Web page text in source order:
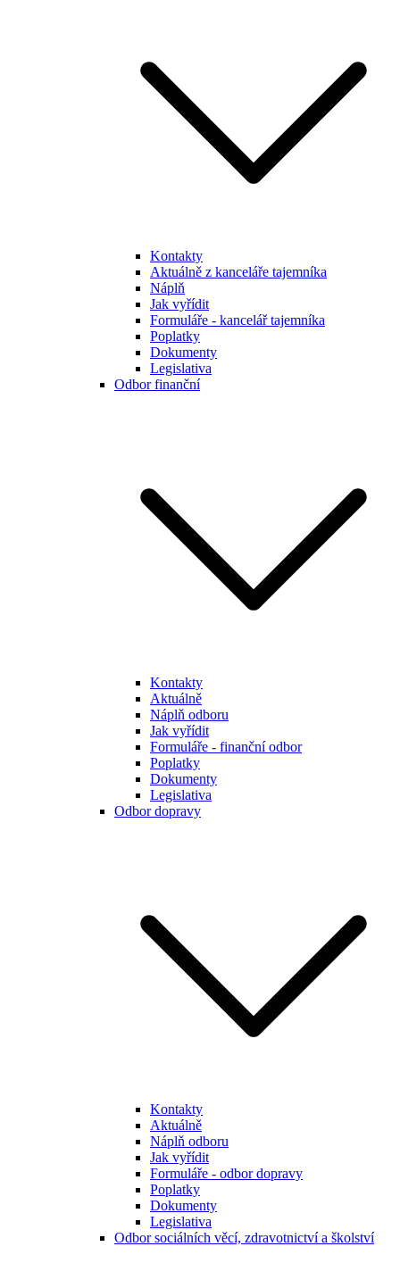
Kontakty
Aktuálně z kanceláře tajemníka
Náplň
Jak vyřídit
Formuláře - kancelář tajemníka
Poplatky
Dokumenty
Legislativa
Odbor finanční
Kontakty
Aktuálně
Náplň odboru
Jak vyřídit
Formuláře - finanční odbor
Poplatky
Dokumenty
Legislativa
Odbor dopravy
Kontakty
Aktuálně
Náplň odboru
Jak vyřídit
Formuláře - odbor dopravy
Poplatky
Dokumenty
Legislativa
Odbor sociálních věcí, zdravotnictví a školství